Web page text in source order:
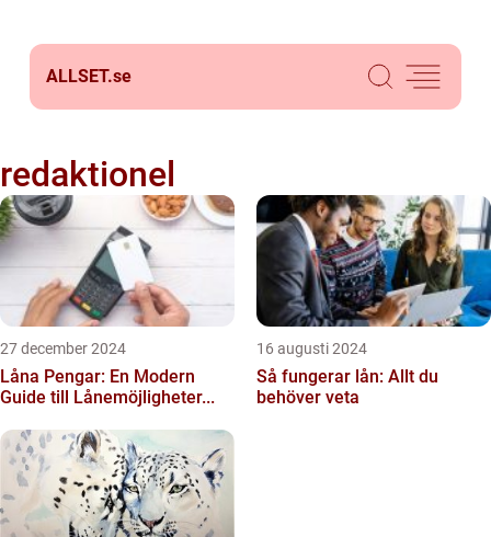
ALLSET.se
redaktionel
27 december 2024
Låna Pengar: En Modern
Guide till Lånemöjligheter...
16 augusti 2024
Så fungerar lån: Allt du
behöver veta